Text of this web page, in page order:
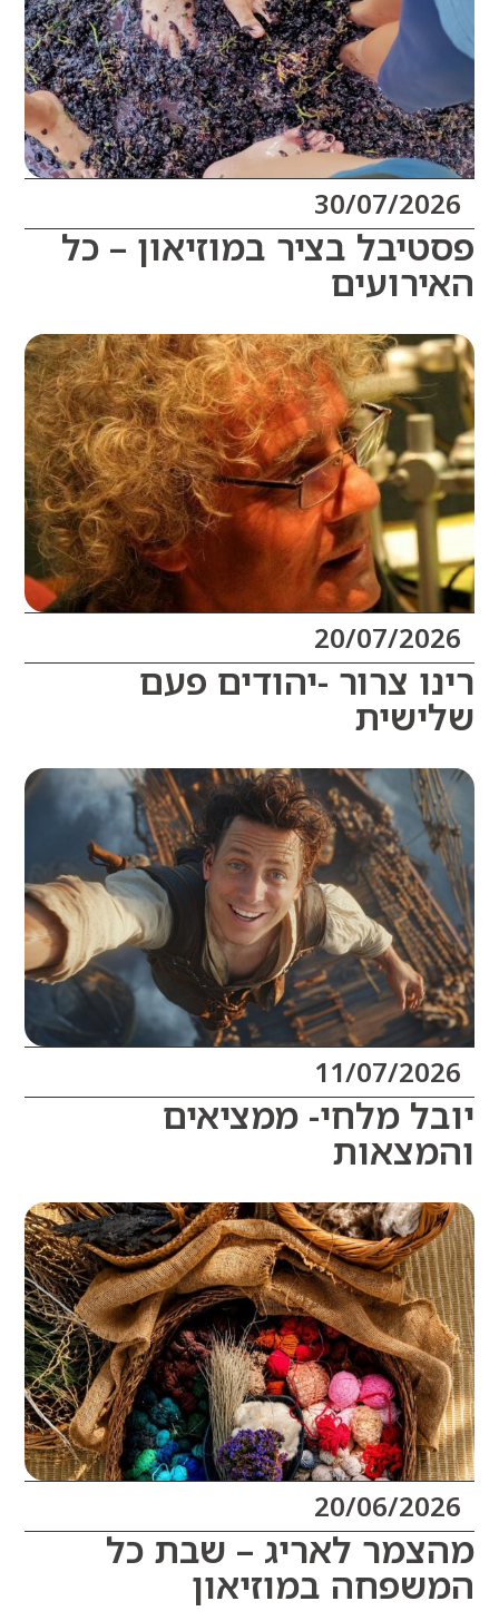
30/07/
בציר במוזיאון – כל
20/07/
צרור -יהודים פעם
11/07/
מלחי- ממציאים
20/06/
לאריג – שבת כל
במוזיאון